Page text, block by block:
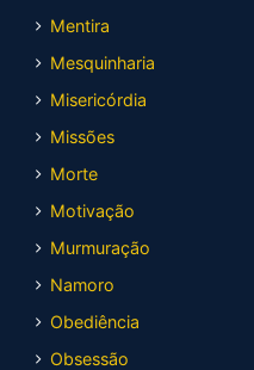
Mentira
Mesquinharia
Misericórdia
Missões
Morte
Motivação
Murmuração
Namoro
Obediência
Obsessão